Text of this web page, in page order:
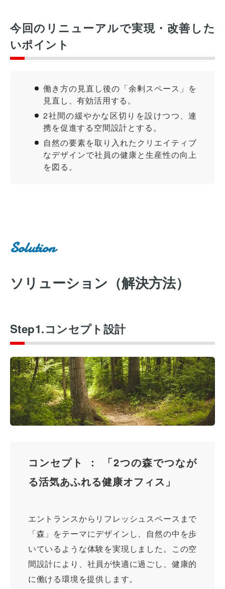
今回のリニューアルで実現・改善した
いポイント
働き方の見直し後の「余剰スペース」を
見直し、有効活用する。
2社間の緩やかな区切りを設けつつ、連
携を促進する空間設計とする。
自然の要素を取り入れたクリエイティブ
なデザインで社員の健康と生産性の向上
を図る。
Solution
ソリューション（解決方法）
Step1.コンセプト設計
コンセプト ： 「2つの森でつなが
る活気あふれる健康オフィス」
エントランスからリフレッシュスペースまで
「森」をテーマにデザインし、自然の中を歩
いているような体験を実現しました。この空
間設計により、社員が快適に過ごし、健康的
に働ける環境を提供します。